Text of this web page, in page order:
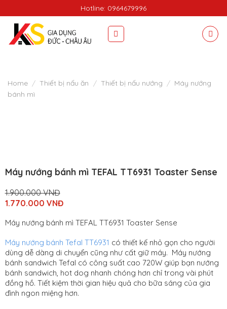
to
content
Hotline: 0964679996
Home / Thiết bị nấu ăn / Thiết bị nấu nướng / Máy nướng
bánh mì
Máy nướng bánh mì TEFAL TT6931 Toaster Sense
1.900.000VNĐ
Original
price
1.900.000
1.770.000 VNĐ
price
is:
VNĐ.
Máy nướng bánh mì TEFAL TT6931 Toaster Sense
Máy nướng bánh Tefal TT6931 có thiết kế nhỏ gọn cho người
dùng dễ dàng di chuyển cũng như cất giữ máy. Máy nướng
bánh sandwich Tefal có công suất cao 720W giúp bạn nướng
bánh sandwich, hot dog nhanh chóng hơn chỉ trong vài phút
đồng hồ. Tiết kiệm thời gian hiệu quả cho bữa sáng của gia
đình ngon miệng hơn.